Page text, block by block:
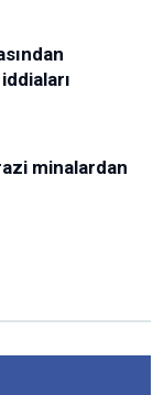
minalardan